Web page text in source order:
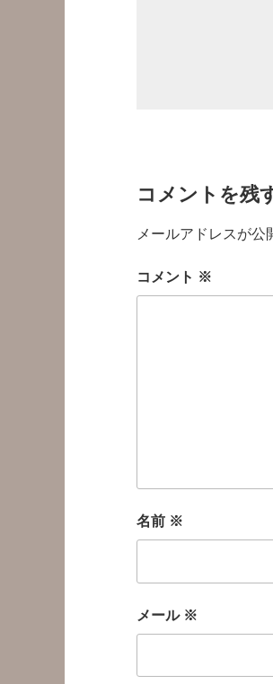
コメントを残
メールアドレスが公
コメント ※
名前 ※
メール ※